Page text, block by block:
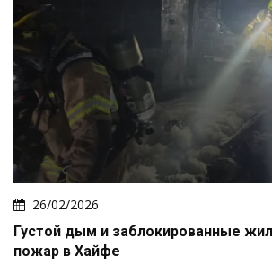
26/02/2026
Густой дым и заблокированные
пожар в Хайфе